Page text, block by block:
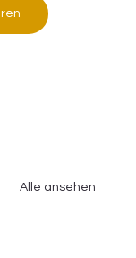
Alle ansehen